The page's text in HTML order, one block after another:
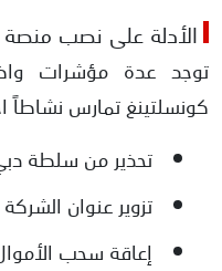
الأدلة على نصب منصة Berkshire Consulting
توجد عدة مؤشرات
كونسلتينغ تمارس نشاطاً
تحذير من سلطة
تزوير عنوان
إعاقة سحب